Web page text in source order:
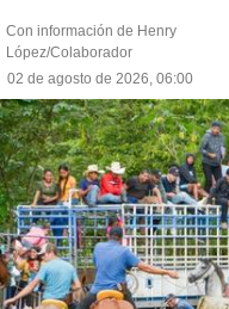
Con información de Henry
López/Colaborador
02 de agosto de 2026, 06:00